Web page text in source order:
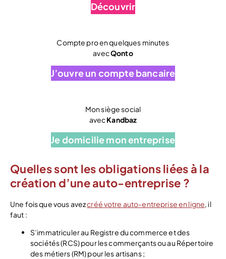
Découvrir
Compte pro en quelques minutes
avecQonto
J’ouvre un compte bancaire
Mon siège social
avecKandbaz
Je domicilie mon entreprise
Quelles sont les obligations liées à la
création d’une auto-entreprise ?
Une fois que vous avezcréé votre auto-entreprise en ligne, il
faut :
S’immatriculer au Registre du commerce et des
sociétés (RCS) pour les commerçants ou au Répertoire
des métiers (RM) pour les artisans ;